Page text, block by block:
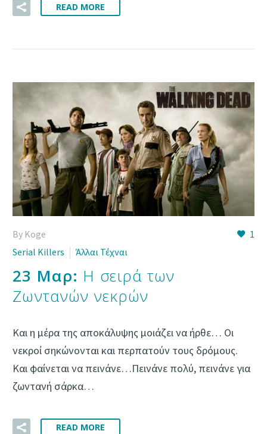
READ MORE
1
By Koge
Serial Killers
Άλλαι Τέχναι
23 Μαρ: Η σειρά των
Ζωντανών νεκρών
Και η μέρα της αποκάλυψης μοιάζει να ήρθε… Οι
νεκροί σηκώνονται και περπατούν τους δρόμους.
Και φαίνεται να πεινάνε…Πεινάνε πολύ, πεινάνε για
ζωντανή σάρκα…
READ MORE